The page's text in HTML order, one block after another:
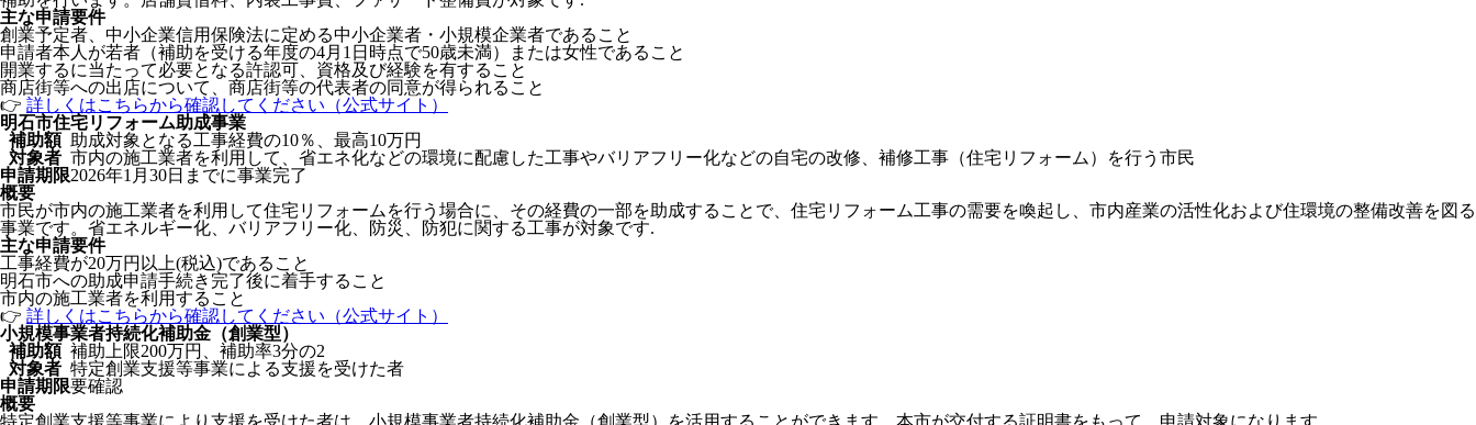
主な申請要件
創業予定者、中小企業信用保険法に定める中小企業者・小規模企業者であること
申請者本人が若者（補助を受ける年度の4月1日時点で50歳未満）または女性であること
開業するに当たって必要となる許認可、資格及び経験を有すること
商店街等への出店について、商店街等の代表者の同意が得られること
👉 詳しくはこちらから確認してください（公式サイト）
明石市住宅リフォーム助成事業
補助額 助成対象となる工事経費の10％、最高10万円
対象者 市内の施工業者を利用して、省エネ化などの環境に配慮した工事やバリアフリー化などの自宅の改修、補修工事（住宅リフォーム）を行う市民
申請期限2026年1月30日までに事業完了
概要
市民が市内の施工業者を利用して住宅リフォームを行う場合に、その経費の一部を助成することで、住宅リフォーム工事の需要を喚起し、市内産業の活性化および住環境の整備改善を図る
事業です。省エネルギー化、バリアフリー化、防災、防犯に関する工事が対象です.
主な申請要件
工事経費が20万円以上(税込)であること
明石市への助成申請手続き完了後に着手すること
市内の施工業者を利用すること
👉 詳しくはこちらから確認してください（公式サイト）
小規模事業者持続化補助金（創業型）
補助額 補助上限200万円、補助率3分の2
対象者 特定創業支援等事業による支援を受けた者
申請期限要確認
概要
特定創業支援等事業により支援を受けた者は、小規模事業者持続化補助金（創業型）を活用することができます。本市が交付する証明書をもって、申請対象になります.